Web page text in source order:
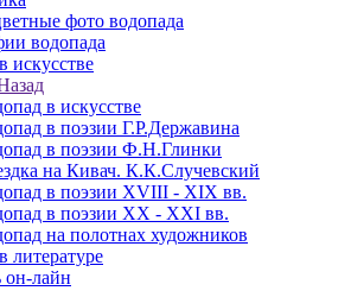
фото водопада
водопада
искусстве
в искусстве
в поэзии Г.Р.Державина
в поэзии Ф.Н.Глинки
на Кивач. К.К.Случевский
в поэзии XVIII - XIX вв.
в поэзии XX - XXI вв.
на полотнах художников
литературе
он-лайн